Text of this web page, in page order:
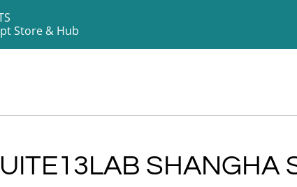
Store & Hub
SHANGHA